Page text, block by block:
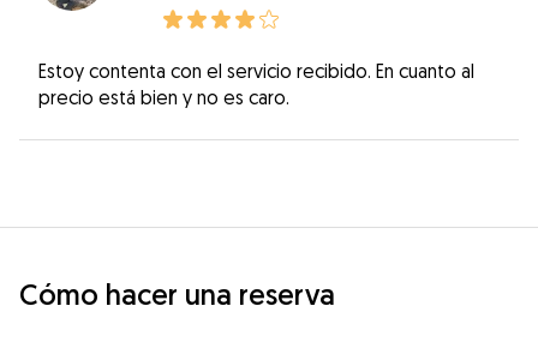
Estoy contenta con el servicio recibido. En cuanto al
precio está bien y no es caro.
Cómo hacer una reserva